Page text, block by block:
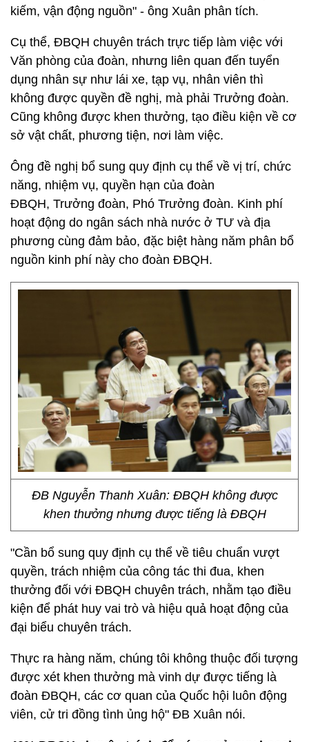
kiếm, vận động nguồn" - ông Xuân phân tích.
Cụ thể, ĐBQH chuyên trách trực tiếp làm việc với
Văn phòng của đoàn, nhưng liên quan đến tuyển
dụng nhân sự như lái xe, tạp vụ, nhân viên thì
không được quyền đề nghị, mà phải Trưởng đoàn.
Cũng không được khen thưởng, tạo điều kiện về cơ
sở vật chất, phương tiện, nơi làm việc.
Ông đề nghị bổ sung quy định cụ thể về vị trí, chức
năng, nhiệm vụ, quyền hạn của đoàn
ĐBQH, Trưởng đoàn, Phó Trưởng đoàn. Kinh phí
hoạt động do ngân sách nhà nước ở TƯ và địa
phương cùng đảm bảo, đặc biệt hàng năm phân bổ
nguồn kinh phí này cho đoàn ĐBQH.
ĐB Nguyễn Thanh Xuân: ĐBQH không được
khen thưởng nhưng được tiếng là ĐBQH
"Cần bổ sung quy định cụ thể về tiêu chuẩn vượt
quyền, trách nhiệm của công tác thi đua, khen
thưởng đối với ĐBQH chuyên trách, nhằm tạo điều
kiện để phát huy vai trò và hiệu quả hoạt động của
đại biểu chuyên trách.
Thực ra hàng năm, chúng tôi không thuộc đối tượng
được xét khen thưởng mà vinh dự được tiếng là
đoàn ĐBQH, các cơ quan của Quốc hội luôn động
viên, cử tri đồng tình ủng hộ" ĐB Xuân nói.